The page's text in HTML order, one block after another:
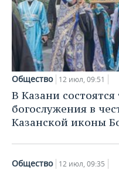
Общество 12 июл, 09:51
В Казани
богослужения в
Казанской иконы
Общество 12 июл, 09:35